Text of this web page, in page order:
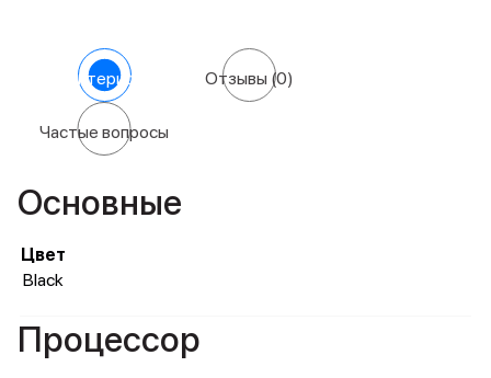
Характеристики Отзывы (0)
Частые вопросы
Основные
Цвет
Black
Процессор